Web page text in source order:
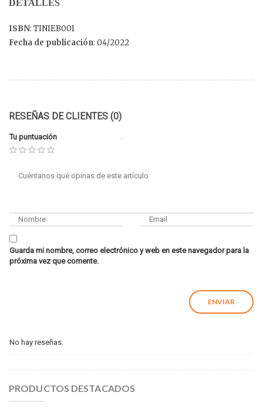
DETALLES
ISBN: TINIEB001
Fecha de publicación: 04/2022
RESEÑAS DE CLIENTES (0)
Tu puntuación
Guarda mi nombre, correo electrónico y web en este navegador para la
próxima vez que comente.
No hay reseñas.
PRODUCTOS DESTACADOS